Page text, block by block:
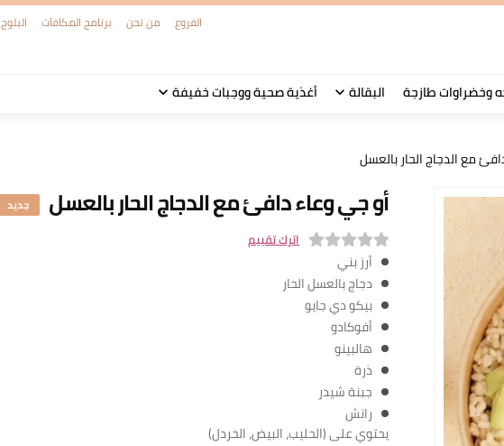
الفروع من نحن برنامج المكافآت البلوج
وخضراوات طازجة البقالة أغذية صحية ووجبات خفيفة
مع الدجاج الحار بالعسل
أو جي وعاء دافئ مع الدجاج الحار بالعسل جديد
o
u
اترك تقييم
أرز بني
دجاج بالعسل الحار
بيكو دي جايو
أفوكادو
هالبينو
ذرة
جبنة شيدر
رانش
يحتوي على (الحليب، البيض، الخردل)